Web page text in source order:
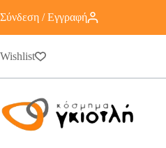
Σύνδεση / Εγγραφή
Wishlist